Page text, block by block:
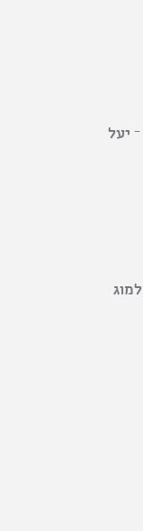
משנת 2020 – יעל